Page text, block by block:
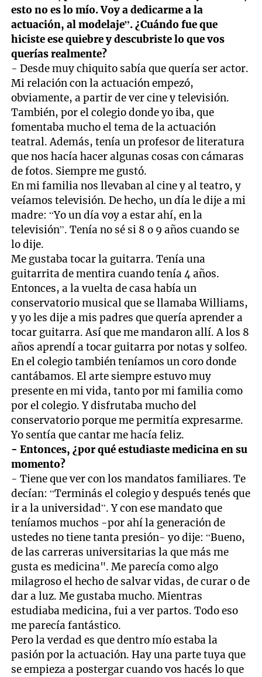
esto no es lo mío. Voy a dedicarme a la
actuación, al modelaje”. ¿Cuándo fue que
hiciste ese quiebre y descubriste lo que vos
querías realmente?
- Desde muy chiquito sabía que quería ser actor.
Mi relación con la actuación empezó,
obviamente, a partir de ver cine y televisión.
También, por el colegio donde yo iba, que
fomentaba mucho el tema de la actuación
teatral. Además, tenía un profesor de literatura
que nos hacía hacer algunas cosas con cámaras
de fotos. Siempre me gustó.
En mi familia nos llevaban al cine y al teatro, y
veíamos televisión. De hecho, un día le dije a mi
madre: “Yo un día voy a estar ahí, en la
televisión”. Tenía no sé si 8 o 9 años cuando se
lo dije.
Me gustaba tocar la guitarra. Tenía una
guitarrita de mentira cuando tenía 4 años.
Entonces, a la vuelta de casa había un
conservatorio musical que se llamaba Williams,
y yo les dije a mis padres que quería aprender a
tocar guitarra. Así que me mandaron allí. A los 8
años aprendí a tocar guitarra por notas y solfeo.
En el colegio también teníamos un coro donde
cantábamos. El arte siempre estuvo muy
presente en mi vida, tanto por mi familia como
por el colegio. Y disfrutaba mucho del
conservatorio porque me permitía expresarme.
Yo sentía que cantar me hacía feliz.
- Entonces, ¿por qué estudiaste medicina en su
momento?
- Tiene que ver con los mandatos familiares. Te
decían: “Terminás el colegio y después tenés que
ir a la universidad”. Y con ese mandato que
teníamos muchos -por ahí la generación de
ustedes no tiene tanta presión- yo dije: “Bueno,
de las carreras universitarias la que más me
gusta es medicina". Me parecía como algo
milagroso el hecho de salvar vidas, de curar o de
dar a luz. Me gustaba mucho. Mientras
estudiaba medicina, fui a ver partos. Todo eso
me parecía fantástico.
Pero la verdad es que dentro mío estaba la
pasión por la actuación. Hay una parte tuya que
se empieza a postergar cuando vos hacés lo que